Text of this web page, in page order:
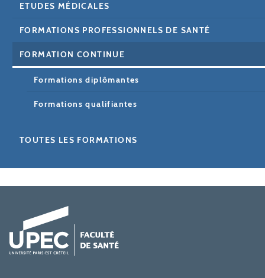
ETUDES MÉDICALES
FORMATIONS PROFESSIONNELS DE SANTÉ
FORMATION CONTINUE
Formations diplômantes
Formations qualifiantes
TOUTES LES FORMATIONS